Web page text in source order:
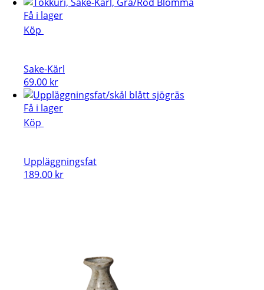
Få i lager
Köp
Sake-Kärl
69.00 kr
Få i lager
Köp
Uppläggningsfat
189.00 kr